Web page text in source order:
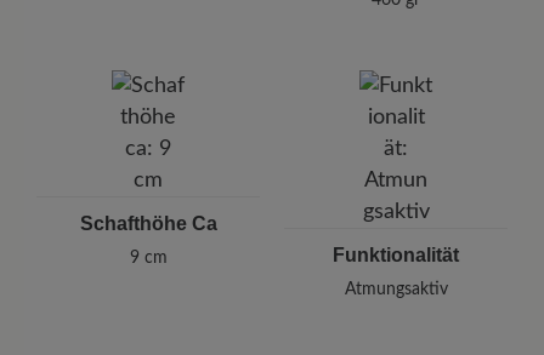
Schafthöhe Ca
9 cm Funktionalität
Atmungsaktiv